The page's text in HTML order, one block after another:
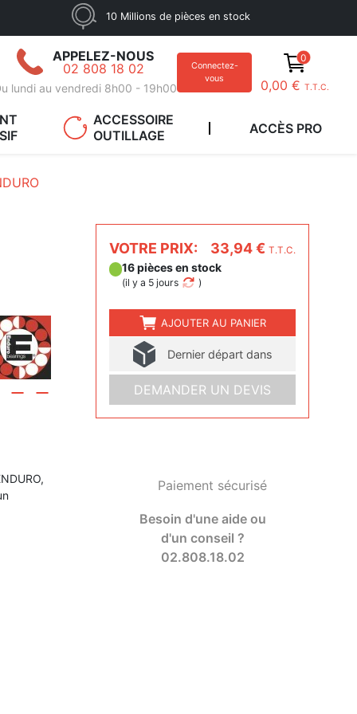
10 Millions de pièces en stock
APPELEZ-NOUS
02 808 18 02
lundi au vendredi 8h00 - 19h00
Connectez-
vous
0
0,00 € T.T.C.
ACCESSOIRE
OUTILLAGE
ACCÈS PRO
VOTRE PRIX: 33,94 € T.T.C.
16 pièces en stock
(il y a 5 jours )
AJOUTER AU PANIER
Dernier départ dans
DEMANDER UN DEVIS
Paiement sécurisé
Besoin d'une aide ou
d'un conseil ?
02.808.18.02